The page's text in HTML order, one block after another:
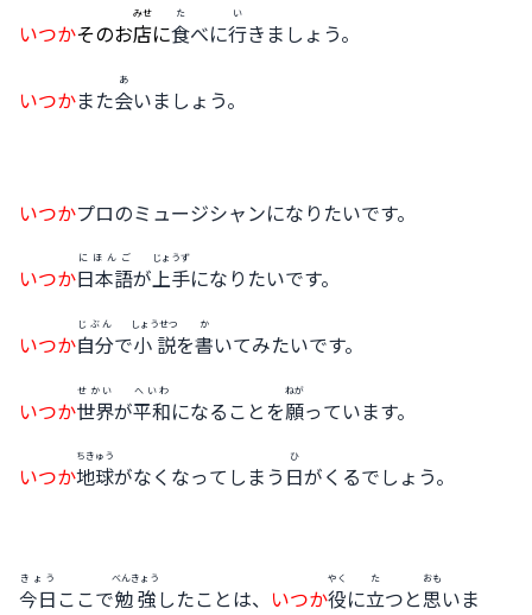
いつかそのお店
みせ
に食
た
べに行
い
きましょう。
いつかまた会
あ
いましょう。
いつかプロのミュージシャンになりたいです。
いつか日本語
にほんご
が上手
じょうず
になりたいです。
いつか自分
じぶん
で小説
しょうせつ
を書
か
いてみたいです。
いつか世界
せかい
が平和
へいわ
になることを願
ねが
っています。
いつか地球
ちきゅう
がなくなってしまう 日
ひ
がくるでしょう。
今日
きょう
ここで勉強
べんきょう
したことは、 いつか役
やく
に立
た
つと思
おも
いま